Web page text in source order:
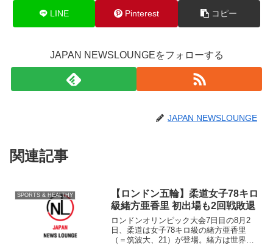
LINE Pinterest コピー
JAPAN NEWSLOUNGEをフォローする
JAPAN NEWSLOUNGE
関連記事
SPORTS & HEALTHY
【ロンドン五輪】柔道女子78キロ
級緒方亜香里 初出場も2回戦敗退
ロンドンオリンピック大会7日目の8月2
日、柔道は女子78キロ級の緒方亜香里
（＝筑波大、21）が登場。緒方は世界ラ